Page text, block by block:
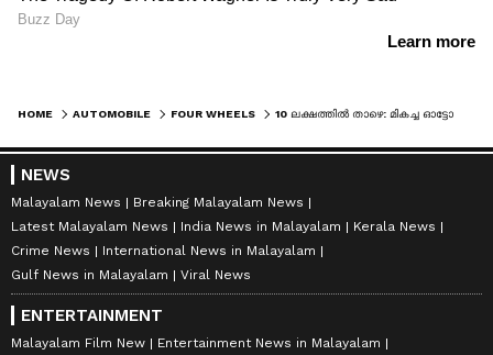
HOME AUTOMOBILE FOUR WHEELS
NEWS
Malayalam News
Breaking Malayalam News
Latest Malayalam News
India News in Malayalam
Kerala News
Crime News
International News in Malayalam
Gulf News in Malayalam
Viral News
ENTERTAINMENT
Malayalam Film New
Entertainment News in Malayalam